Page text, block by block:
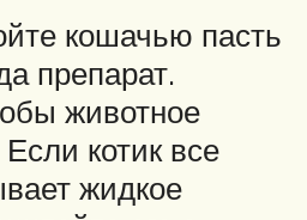
кошачью пасть
препарат.
животное
Если котик все
жидкое